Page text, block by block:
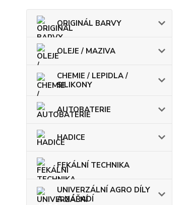
ORIGINÁL BARVY
OLEJE / MAZIVA
CHEMIE / LEPIDLA /
SILIKONY
AUTOBATERIE
HADICE
FEKÁLNÍ TECHNIKA
UNIVERZÁLNÍ AGRO DÍLY
A NÁŘADÍ